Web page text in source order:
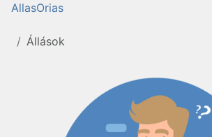
AllasOrias
Állások